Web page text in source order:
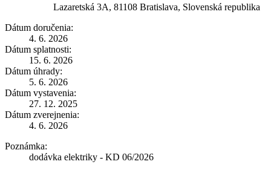
Lazaretská 3A, 81108 Bratislava, Slovenská republika
Dátum doručenia:
4. 6. 2026
Dátum splatnosti:
15. 6. 2026
Dátum úhrady:
5. 6. 2026
Dátum vystavenia:
27. 12. 2025
Dátum zverejnenia:
4. 6. 2026
Poznámka:
dodávka elektriky - KD 06/2026